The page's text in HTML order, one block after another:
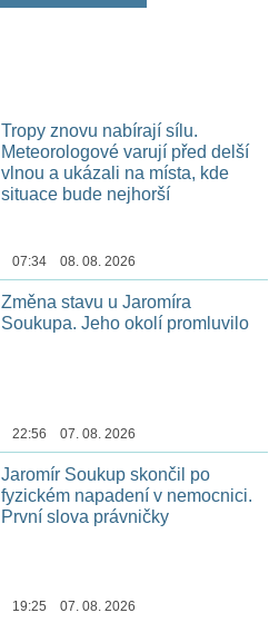
Tropy znovu nabírají sílu.
Meteorologové varují před delší
vlnou a ukázali na místa, kde
situace bude nejhorší
07:34 08. 08. 2026
Změna stavu u Jaromíra
Soukupa. Jeho okolí promluvilo
22:56 07. 08. 2026
Jaromír Soukup skončil po
fyzickém napadení v nemocnici.
První slova právničky
19:25 07. 08. 2026